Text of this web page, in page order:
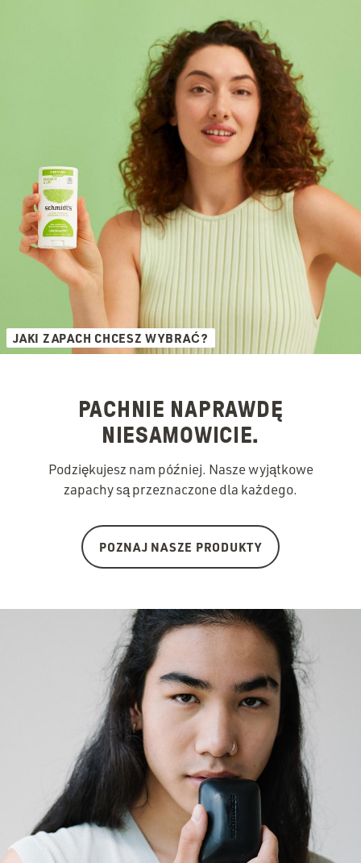
JAKI ZAPACH CHCESZ WYBRAĆ?
PACHNIE NAPRAWDĘ
NIESAMOWICIE.
Podziękujesz nam później. Nasze wyjątkowe
zapachy są przeznaczone dla każdego.
POZNAJ NASZE PRODUKTY